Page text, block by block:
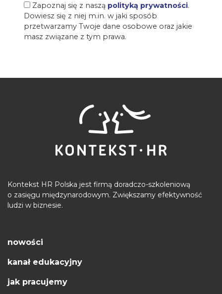
Zapoznaj się z naszą polityką prywatności.
Dowiesz się z niej m.in. w jaki sposób
przetwarzamy Twoje dane osobowe oraz jakie
masz związane z tym prawa.
Kontekst HR Polska jest firmą doradczo-szkoleniową
o zasięgu międzynarodowym. Zwiększamy efektywność
ludzi w biznesie.
nowości
kanał edukacyjny
jak pracujemy